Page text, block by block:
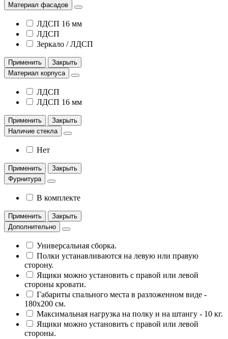
Материал фасадов
ЛДСП 16 мм
ЛДСП
Зеркало / ЛДСП
Применить
Закрыть
Материал корпуса
ЛДСП
ЛДСП 16 мм
Применить
Закрыть
Наличие стекла
Нет
Применить
Закрыть
Фурнитура
В комплекте
Применить
Закрыть
Дополнительно
Универсальная сборка.
Полки устанавливаются на левую или правую
сторону.
Ящики можно установить с правой или левой
стороны кровати.
Габариты спального места в разложенном виде -
180х200 см.
Максимальная нагрузка на полку и на штангу - 10 кг.
Ящики можно установить с правой или левой
стороны.